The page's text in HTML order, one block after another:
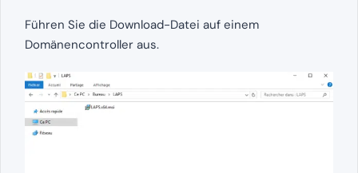
Führen Sie die Download-Datei auf einem
Domänencontroller aus.